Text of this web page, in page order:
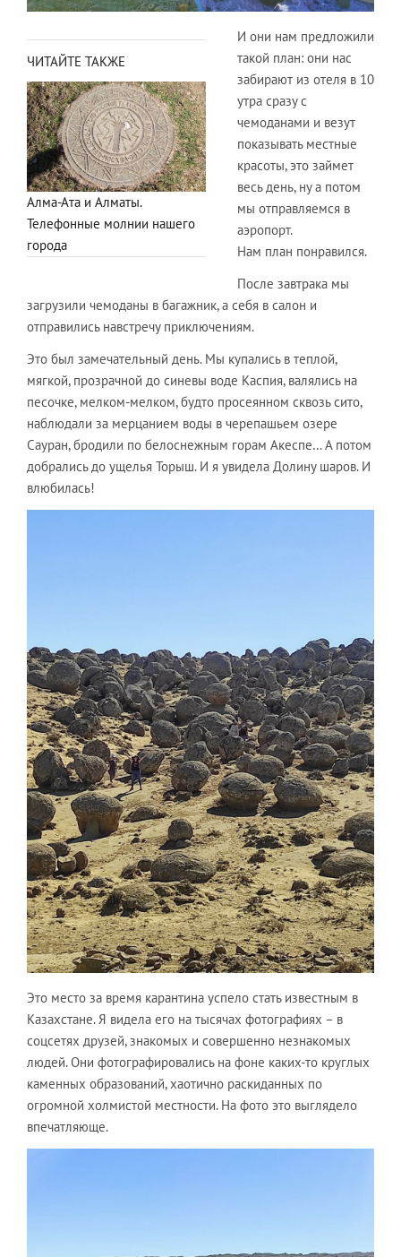
ЧИТАЙТЕ ТАКЖЕ
Алма-Ата и Алматы.
Телефонные молнии нашего
города
И они нам предложили
такой план: они нас
забирают из отеля в 10
утра сразу с
чемоданами и везут
показывать местные
красоты, это займет
весь день, ну а потом
мы отправляемся в
аэропорт.
Нам план понравился.
После завтрака мы
загрузили чемоданы в багажник, а себя в салон и
отправились навстречу приключениям.
Это был замечательный день. Мы купались в теплой,
мягкой, прозрачной до синевы воде Каспия, валялись на
песочке, мелком-мелком, будто просеянном сквозь сито,
наблюдали за мерцанием воды в черепашьем озере
Сауран, бродили по белоснежным горам Акеспе… А потом
добрались до ущелья Торыш. И я увидела Долину шаров. И
влюбилась!
Это место за время карантина успело стать известным в
Казахстане. Я видела его на тысячах фотографиях – в
соцсетях друзей, знакомых и совершенно незнакомых
людей. Они фотографировались на фоне каких-то круглых
каменных образований, хаотично раскиданных по
огромной холмистой местности. На фото это выглядело
впечатляюще.